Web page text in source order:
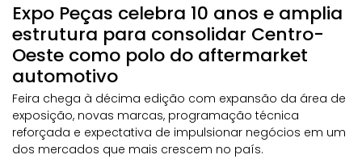
Expo Peças celebra 10 anos e amplia
estrutura para consolidar Centro-
Oeste como polo do aftermarket
automotivo
Feira chega à décima edição com expansão da área de
exposição, novas marcas, programação técnica
reforçada e expectativa de impulsionar negócios em um
dos mercados que mais crescem no país.